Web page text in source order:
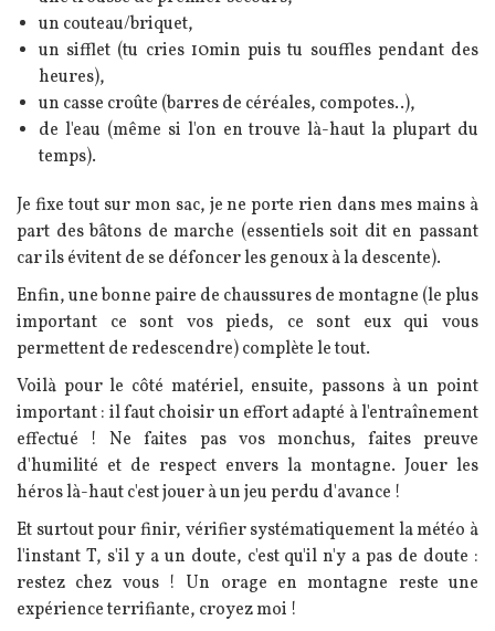
un couteau/briquet,
un sifflet (tu cries 10min puis tu souffles pendant des
heures),
un casse croûte (barres de céréales, compotes..),
de l'eau (même si l'on en trouve là-haut la plupart du
temps).
Je fixe tout sur mon sac, je ne porte rien dans mes mains à
part des bâtons de marche (essentiels soit dit en passant
car ils évitent de se défoncer les genoux à la descente).
Enfin, une bonne paire de chaussures de montagne (le plus
important ce sont vos pieds, ce sont eux qui vous
permettent de redescendre) complète le tout.
Voilà pour le côté matériel, ensuite, passons à un point
important : il faut choisir un effort adapté à l'entraînement
effectué ! Ne faites pas vos monchus, faites preuve
d'humilité et de respect envers la montagne. Jouer les
héros là-haut c'est jouer à un jeu perdu d'avance !
Et surtout pour finir, vérifier systématiquement la météo à
l'instant T, s'il y a un doute, c'est qu'il n'y a pas de doute :
restez chez vous ! Un orage en montagne reste une
expérience terrifiante, croyez moi !